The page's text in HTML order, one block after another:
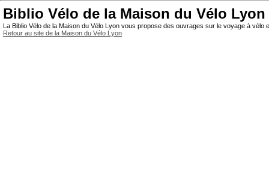
Biblio Vélo de la Maison du Vélo Lyon
La Biblio Vélo de la Maison du Vélo Lyon vous propose des ouvrages sur le voyage à
Retour au site de la Maison du Vélo Lyon